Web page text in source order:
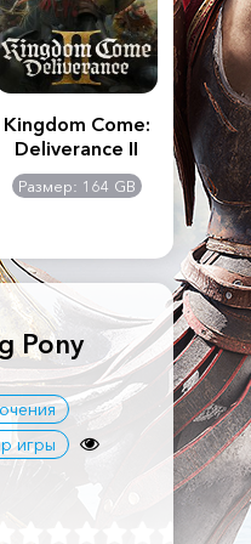
Kingdom Come:
Deliverance II
Размер: 164 GB
The
Pony
игры